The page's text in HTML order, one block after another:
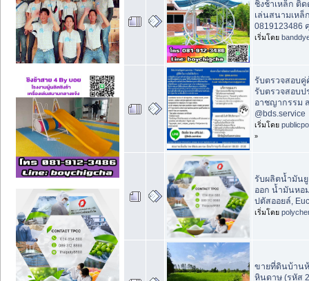
ชิงช้าเหล็ก ติด
เล่นสนามเห
0819123486
เริ่มโดย
รับตรวจสอบคู่
รับตรวจสอบป
อาชญากรรม
@bds.service
เริ่มโดย
»
รับผลิตน้ำมันยู
ออก น้ำมันหอ
ปตัสออยล์,
เริ่มโดย
ขายที่ดินบ้าน
หินดาษ (รหัส